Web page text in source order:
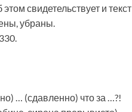
свидетельствует и
убраны.
… (сдавленно) что за …?!